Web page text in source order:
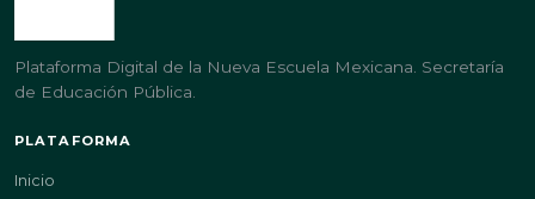
Plataforma Digital de la Nueva Escuela Mexicana. Secretaría
de Educación Pública.
PLATAFORMA
Inicio